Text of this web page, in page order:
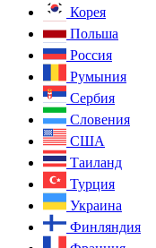
Корея
Польша
Россия
Румыния
Сербия
Словения
США
Таиланд
Турция
Украина
Финляндия